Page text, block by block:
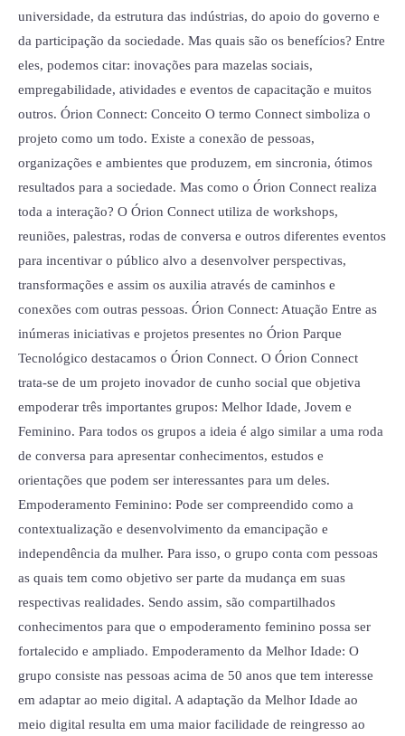
universidade, da estrutura das indústrias, do apoio do governo e
da participação da sociedade. Mas quais são os benefícios? Entre
eles, podemos citar: inovações para mazelas sociais,
empregabilidade, atividades e eventos de capacitação e muitos
outros. Órion Connect: Conceito O termo Connect simboliza o
projeto como um todo. Existe a conexão de pessoas,
organizações e ambientes que produzem, em sincronia, ótimos
resultados para a sociedade. Mas como o Órion Connect realiza
toda a interação? O Órion Connect utiliza de workshops,
reuniões, palestras, rodas de conversa e outros diferentes eventos
para incentivar o público alvo a desenvolver perspectivas,
transformações e assim os auxilia através de caminhos e
conexões com outras pessoas. Órion Connect: Atuação Entre as
inúmeras iniciativas e projetos presentes no Órion Parque
Tecnológico destacamos o Órion Connect. O Órion Connect
trata-se de um projeto inovador de cunho social que objetiva
empoderar três importantes grupos: Melhor Idade, Jovem e
Feminino. Para todos os grupos a ideia é algo similar a uma roda
de conversa para apresentar conhecimentos, estudos e
orientações que podem ser interessantes para um deles.
Empoderamento Feminino: Pode ser compreendido como a
contextualização e desenvolvimento da emancipação e
independência da mulher. Para isso, o grupo conta com pessoas
as quais tem como objetivo ser parte da mudança em suas
respectivas realidades. Sendo assim, são compartilhados
conhecimentos para que o empoderamento feminino possa ser
fortalecido e ampliado. Empoderamento da Melhor Idade: O
grupo consiste nas pessoas acima de 50 anos que tem interesse
em adaptar ao meio digital. A adaptação da Melhor Idade ao
meio digital resulta em uma maior facilidade de reingresso ao